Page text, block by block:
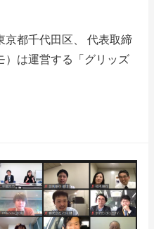
京都千代田区、 代表取締
）は運営する「グリッズ